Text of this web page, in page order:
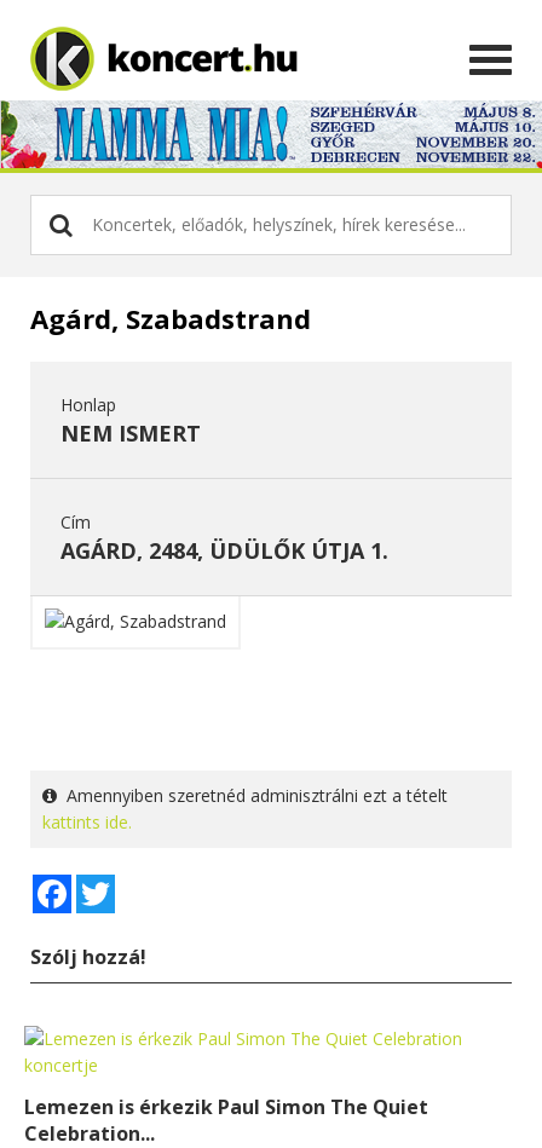
Agárd, Szabadstrand
Honlap
NEM ISMERT
Cím
AGÁRD, 2484, ÜDÜLŐK ÚTJA 1.
Amennyiben szeretnéd adminisztrálni ezt a tételt
kattints ide.
Facebook
Szólj hozzá!
Lemezen is érkezik Paul Simon The Quiet
Celebration...